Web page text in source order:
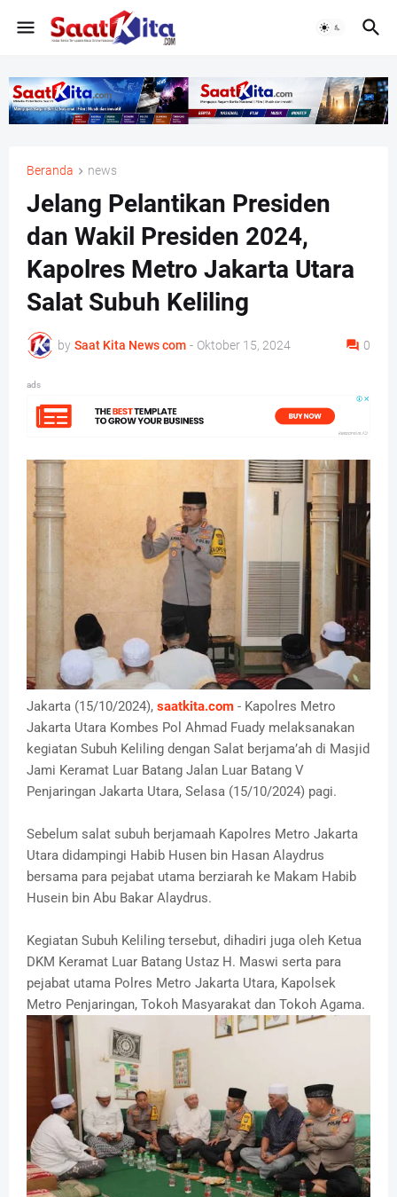
Beranda news
Jelang Pelantikan Presiden
dan Wakil Presiden 2024,
Kapolres Metro Jakarta Utara
Salat Subuh Keliling
by Saat Kita News com - Oktober 15, 2024 0
ads
Jakarta (15/10/2024), saatkita.com - Kapolres Metro
Jakarta Utara Kombes Pol Ahmad Fuady melaksanakan
kegiatan Subuh Keliling dengan Salat berjama’ah di Masjid
Jami Keramat Luar Batang Jalan Luar Batang V
Penjaringan Jakarta Utara, Selasa (15/10/2024) pagi.
Sebelum salat subuh berjamaah Kapolres Metro Jakarta
Utara didampingi Habib Husen bin Hasan Alaydrus
bersama para pejabat utama berziarah ke Makam Habib
Husein bin Abu Bakar Alaydrus.
Kegiatan Subuh Keliling tersebut, dihadiri juga oleh Ketua
DKM Keramat Luar Batang Ustaz H. Maswi serta para
pejabat utama Polres Metro Jakarta Utara, Kapolsek
Metro Penjaringan, Tokoh Masyarakat dan Tokoh Agama.